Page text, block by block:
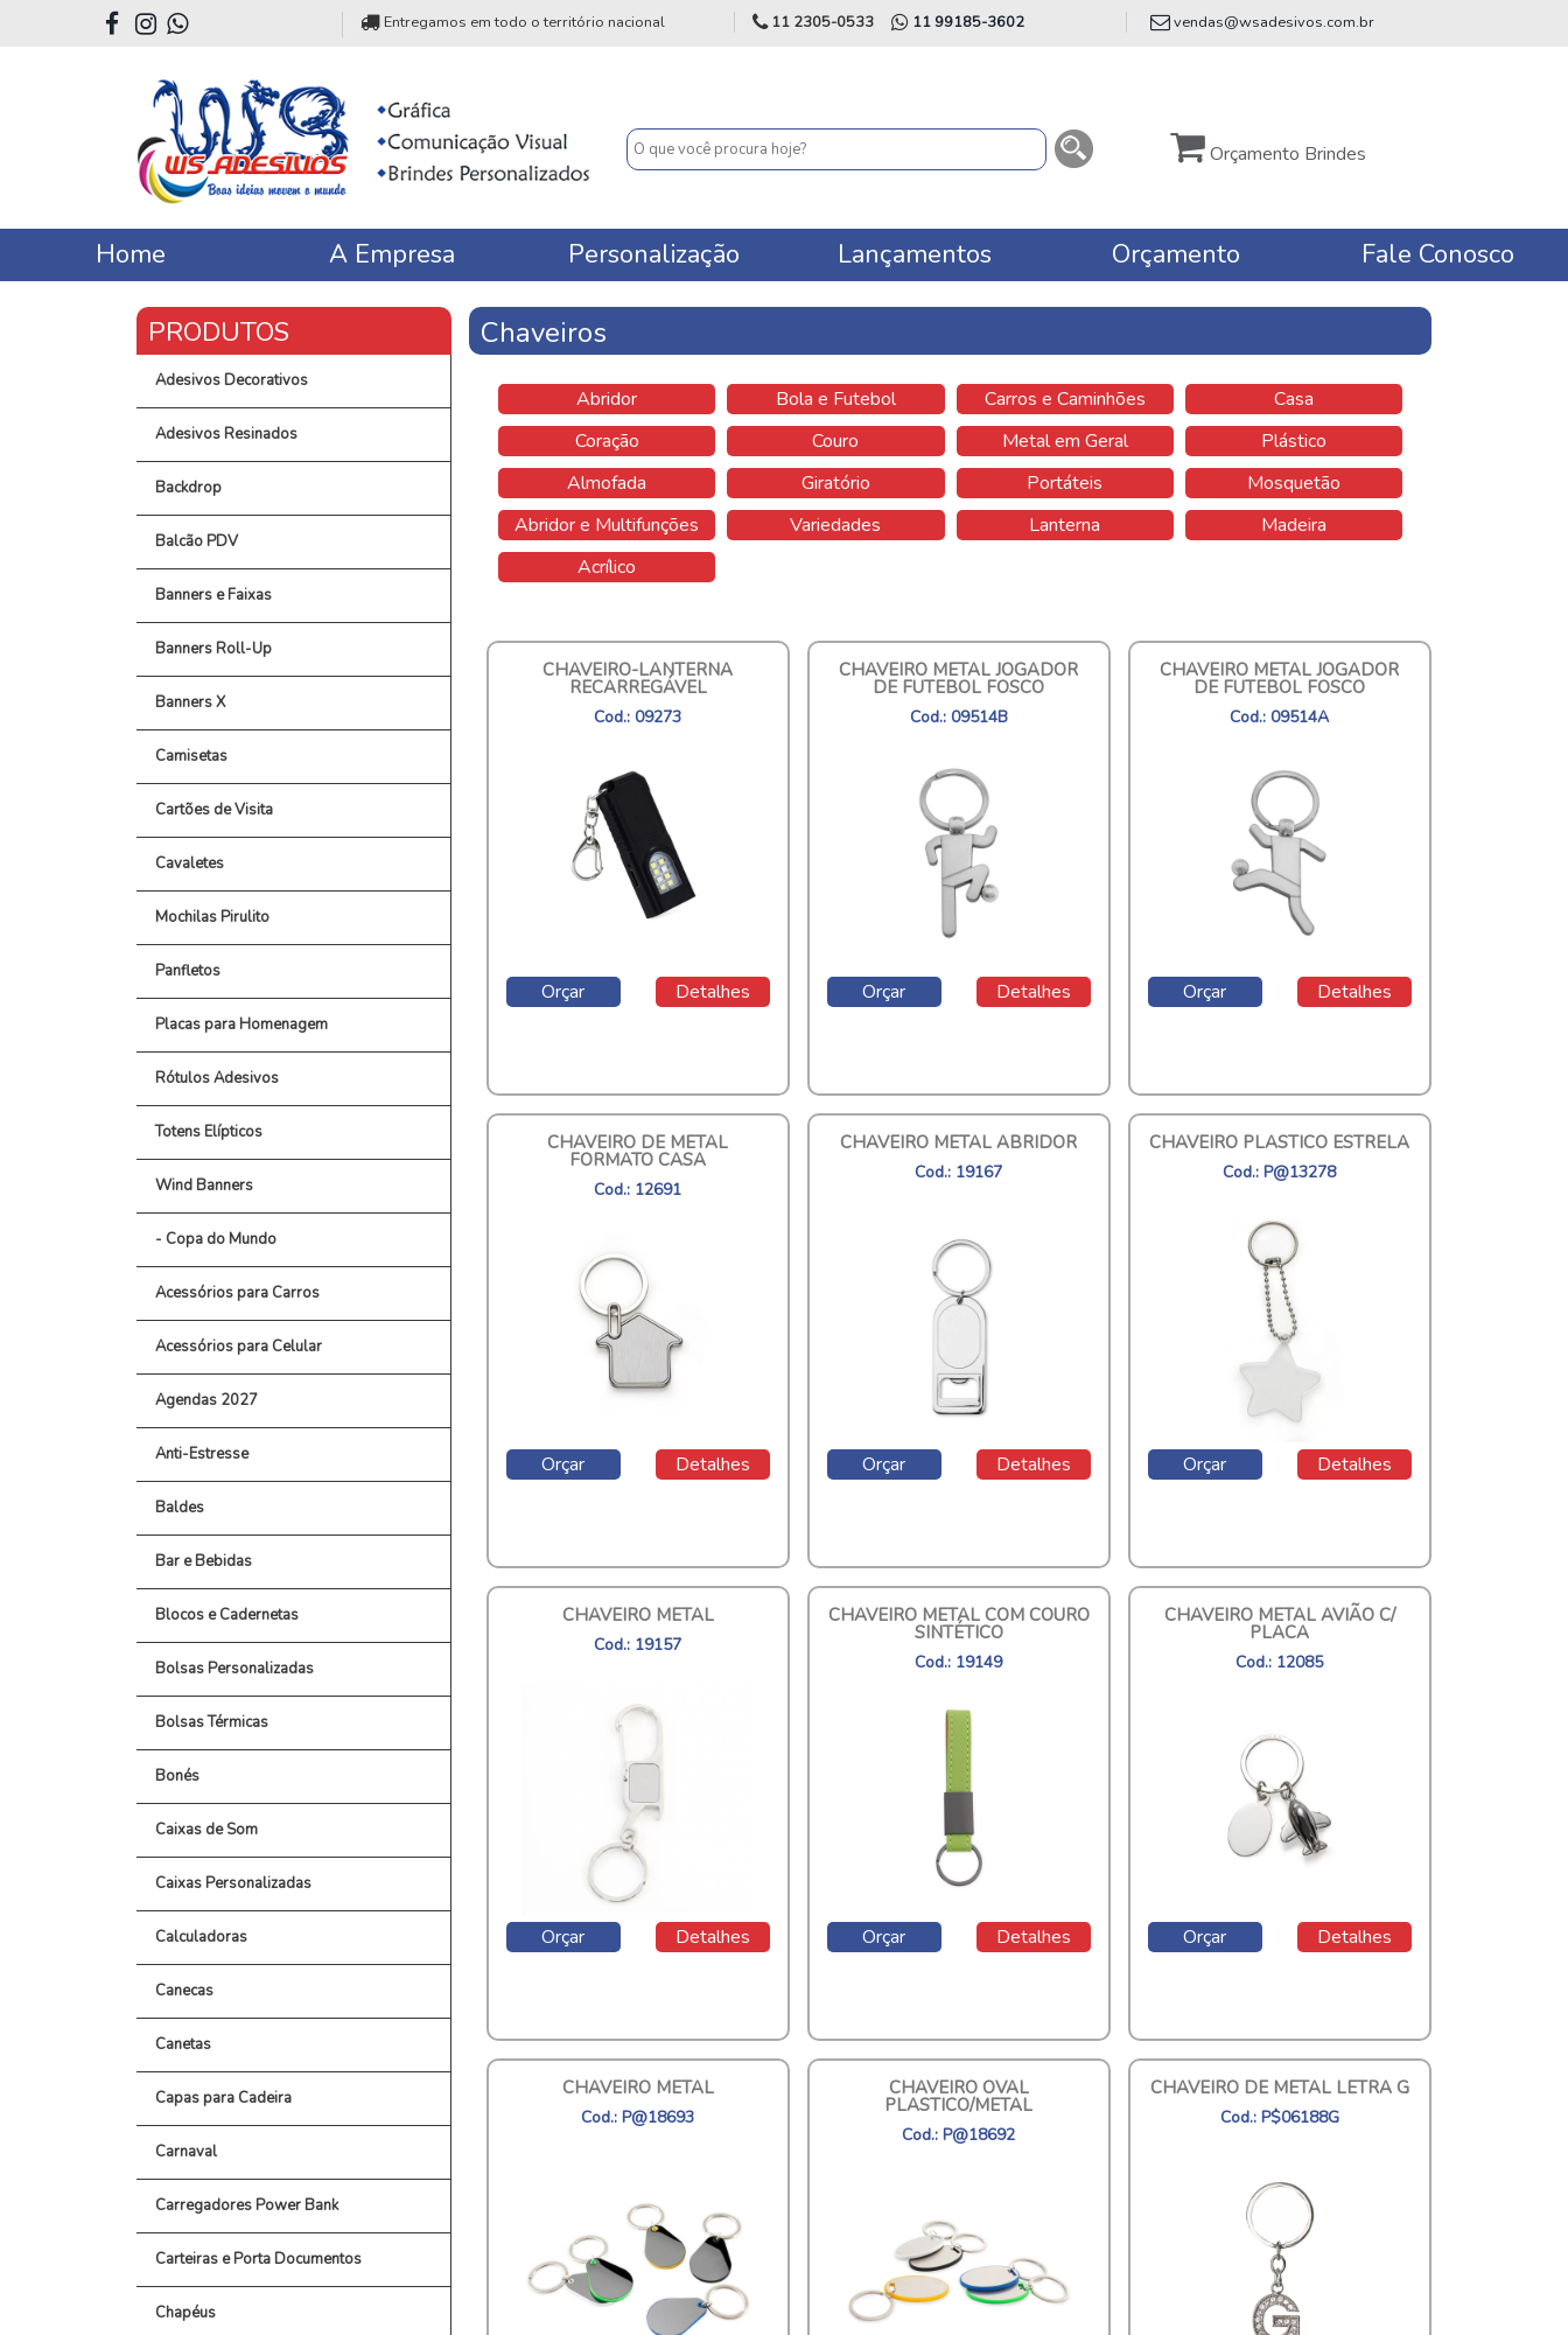
Entregamos em todo o território nacional 11 2305-0533 11 99185-3602 vendas@wsadesivos.com.br
Orçamento Brindes
Home A Empresa Personalização Lançamentos Orçamento Fale Conosco
Adesivos Decorativos
Adesivos Resinados
Backdrop
Balcão PDV
Banners e Faixas
Banners Roll-Up
Banners X
Camisetas
Cartões de Visita
Cavaletes
Mochilas Pirulito
Panfletos
Placas para Homenagem
Rótulos Adesivos
Totens Elípticos
Wind Banners
- Copa do Mundo
Acessórios para Carros
Acessórios para Celular
Agendas 2027
Anti-Estresse
Baldes
Bar e Bebidas
Blocos e Cadernetas
Bolsas Personalizadas
Bolsas Térmicas
Bonés
Caixas de Som
Caixas Personalizadas
Calculadoras
Canecas
Canetas
Capas para Cadeira
Carnaval
Carregadores Power Bank
Carteiras e Porta Documentos
Chapéus
Chaveiros
Abridor Bola e Futebol Carros e Caminhões
Casa
Coração
Couro Metal em Geral
Plástico
Almofada
Giratório Portáteis
Mosquetão
Abridor e Multifunções
Variedades Lanterna
Madeira
Acrílico
CHAVEIRO-LANTERNA
RECARREGÁVEL
Cod.: 09273
Orçar Detalhes
CHAVEIRO METAL JOGADOR
DE FUTEBOL FOSCO
Cod.: 09514B
Orçar Detalhes
CHAVEIRO METAL JOGADOR
DE FUTEBOL FOSCO
Cod.: 09514A
Orçar Detalhes
CHAVEIRO DE METAL
FORMATO CASA
Cod.: 12691
Orçar Detalhes
CHAVEIRO METAL ABRIDOR
Cod.: 19167
Orçar Detalhes
CHAVEIRO PLASTICO ESTRELA
Cod.: P@13278
Orçar Detalhes
CHAVEIRO METAL
Cod.: 19157
Orçar Detalhes
CHAVEIRO METAL COM COURO
SINTÉTICO
Cod.: 19149
Orçar Detalhes
CHAVEIRO METAL AVIÃO C/
PLACA
Cod.: 12085
Orçar Detalhes
CHAVEIRO METAL
Cod.: P@18693
CHAVEIRO OVAL
PLASTICO/METAL
Cod.: P@18692
CHAVEIRO DE METAL LETRA G
Cod.: P$06188G